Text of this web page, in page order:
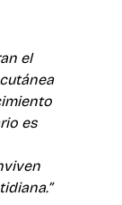
el
es